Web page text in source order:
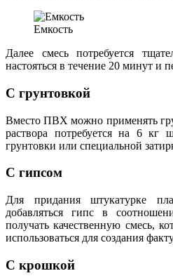
Емкость
Далее смесь потребуется
настояться в течение 20 минут и
С грунтовкой
Вместо ПВХ можно применять
раствора потребуется на 6 кг
грунтовки или специальной
С гипсом
Для придания штукатурке
добавляться гипс в
получать качественную смесь,
использоваться для создания
С крошкой